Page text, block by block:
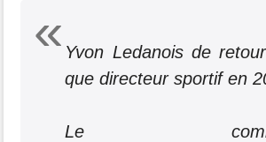
Yvon Ledanois de
que directeur sportif en
Le